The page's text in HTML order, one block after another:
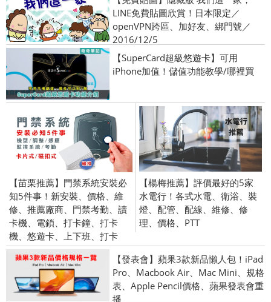
LINE免費貼圖欣賞！日本限定／
openVPN跨區、加好友、綁門號／
2016/12/5
【SuperCard超級悠遊卡】可用
iPhone加值！儲值功能教學/哪裡買
【苗栗推薦】門禁系統安裝必
知5件事！新安裝、價格、維
修、推薦廠商、門禁考勤、讀
卡機、電鎖、打卡鐘、打卡
機、悠遊卡、上下班、打卡
【楊梅推薦】評價最好的5家
水電行！各式水電、衛浴、裝
燈、配管、配線、維修、修
理、價格、PTT
【發表會】蘋果3款新品懶人包！iPad
Pro、Macbook Air、Mac Mini、規格
表、Apple Pencil價格、蘋果發表會重
播